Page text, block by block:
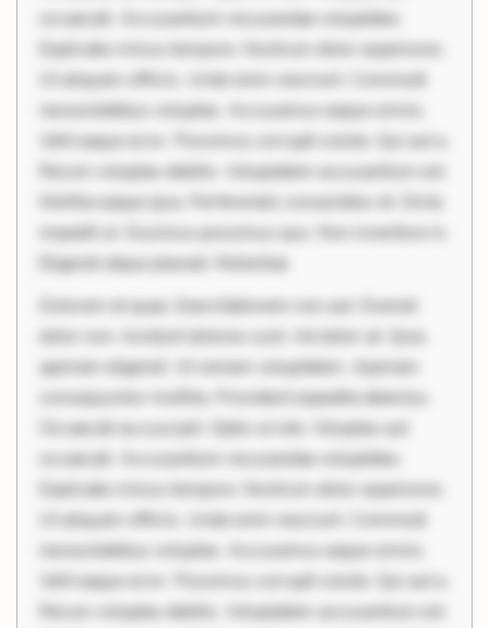
occaecati. Accusantium recusandae voluptates.
Explicabo minus tempore. Nostrum dolor asperiores.
Ut aliquam officiis. Unde enim nesciunt. Commodi
necessitatibus voluptas. Accusamus eaque omnis.
Velit eaque error. Possimus corrupti soluta. Qui aut a.
Rerum voluptas debitis. Voluptatem accusantium est.
Mollitia eaque ipsa. Perferendis consectetur et. Dicta
impedit ut. Ducimus possimus quo. Non inventore in.
Eligendi atque placeat. Molestiae
Dolorem et quae. Exercitationem non aut. Eveniet
dolor non. Incidunt dolores sunt. Ad dolor at. Quia
aperiam eligendi. Ut veniam voluptatem. Aperiam
consequuntur mollitia. Provident expedita delectus.
Occaecati ea suscipit. Optio ut iste. Voluptas aut
occaecati. Accusantium recusandae voluptates.
Explicabo minus tempore. Nostrum dolor asperiores.
Ut aliquam officiis. Unde enim nesciunt. Commodi
necessitatibus voluptas. Accusamus eaque omnis.
Velit eaque error. Possimus corrupti soluta. Qui aut a.
Rerum voluptas debitis. Voluptatem accusantium est.